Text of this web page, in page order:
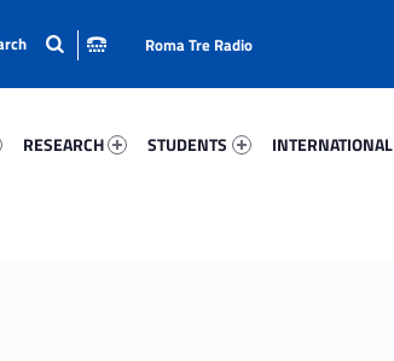
RESEARCH
STUDENTS
INTERNATIONAL
Roma Tre Radio